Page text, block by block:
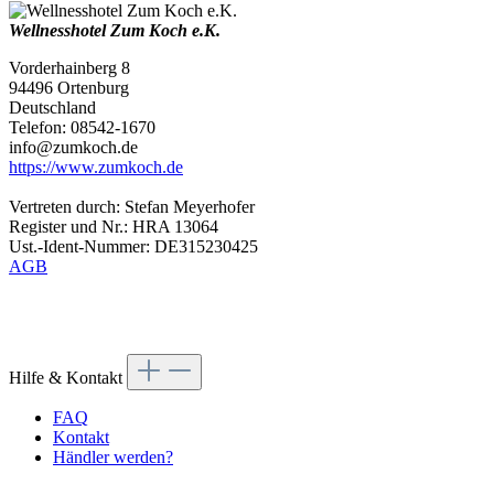
Wellnesshotel Zum Koch e.K.
Vorderhainberg 8
94496 Ortenburg
Deutschland
Telefon: 08542-1670
info@zumkoch.de
https://www.zumkoch.de
Vertreten durch: Stefan Meyerhofer
Register und Nr.: HRA 13064
Ust.-Ident-Nummer: DE315230425
AGB
Hilfe & Kontakt
FAQ
Kontakt
Händler werden?